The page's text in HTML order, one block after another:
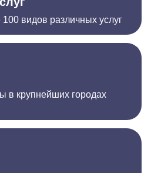
видов различных услуг
в крупнейших городах